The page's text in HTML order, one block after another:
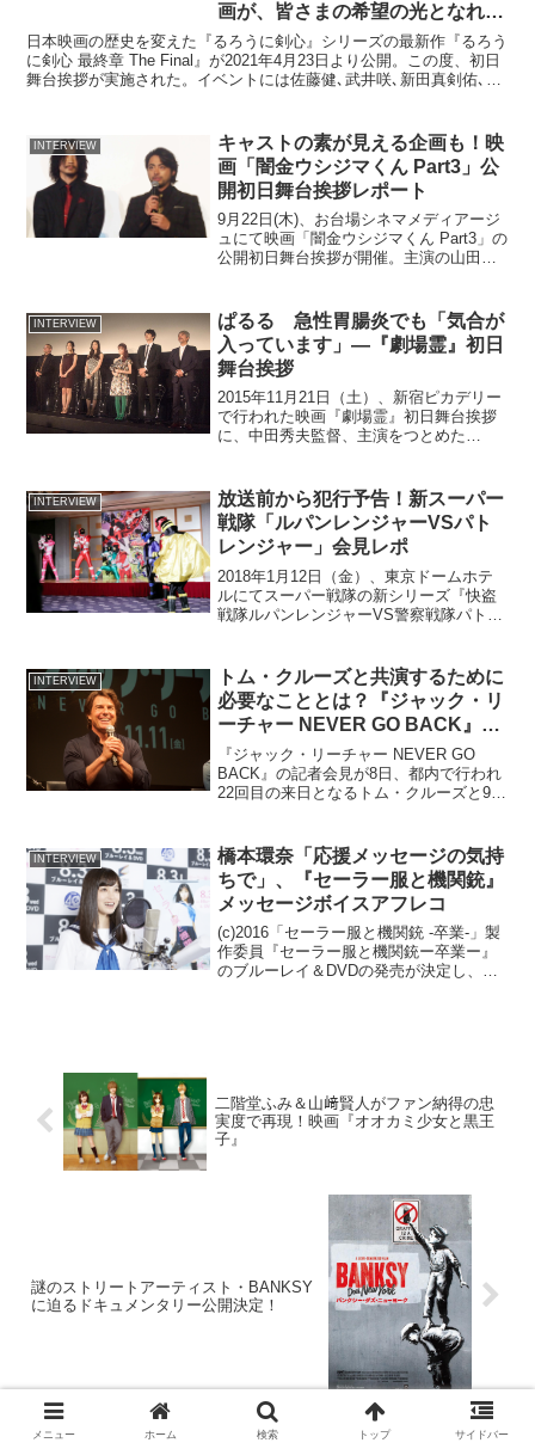
画が、皆さまの希望の光となれば
幸いです」
日本映画の歴史を変えた『るろうに剣心』シリーズの最新作『るろう
に剣心 最終章 The Final』が2021年4月23日より公開。この度、初日
舞台挨拶が実施された。イベントには佐藤健､武井咲､新田真剣佑､青
INTERVIEW
キャストの素が見える企画も！映
画「闇金ウシジマくん Part3」公
開初日舞台挨拶レポート
9月22日(木)、お台場シネマメディアージ
ュにて映画「闇金ウシジマくん Part3」の
公開初日舞台挨拶が開催。主演の山田孝
口雅俊監督、やべきょうすけ、高橋メア
リージュ...
INTERVIEW
ぱるる 急性胃腸炎でも「気合が
入っています」―『劇場霊』初日
舞台挨拶
2015年11月21日（土）、新宿ピカデリー
で行われた映画『劇場霊』初日舞台挨拶
に、中田秀夫監督、主演をつとめた
小市慢太郎さんが登壇しました。ぱるる
「たくさんの方に...
INTERVIEW
放送前から犯行予告！新スーパー
戦隊「ルパンレンジャーVSパト
レンジャー」会見レポ
2018年1月12日（金）、東京ドームホテ
ルにてスーパー戦隊の新シリーズ『快盗
戦隊ルパンレンジャーVS警察戦隊パトレ
ウンサーの宮島咲良を司会に、キャスト7
人が登壇した。...
INTERVIEW
トム・クルーズと共演するために
必要なこととは？『ジャック・リ
ーチャー NEVER GO BACK』来
日記者会見レポート
『ジャック・リーチャー NEVER GO
BACK』の記者会見が8日、都内で行われ
22回目の来日となるトム・クルーズと9年
にこられて嬉しい。今回は『ラストサム
ライ』のと...
INTERVIEW
橋本環奈「応援メッセージの気持
ちで」、『セーラー服と機関銃』
メッセージボイスアフレコ
(c)2016「セーラー服と機関銃 -卒業-」製
作委員『セーラー服と機関銃ー卒業ー』
のブルーレイ＆DVDの発売が決定し、ブ
二階堂ふみ＆山﨑賢人がファン納得の忠
実度で再現！映画『オオカミ少女と黒王
子』
謎のストリートアーティスト・BANKSY
に迫るドキュメンタリー公開決定！
メニュー ホーム 検索 トップ サイドバー